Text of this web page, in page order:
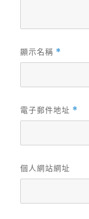
顯示名稱 *
電子郵件地址 *
個人網站網址